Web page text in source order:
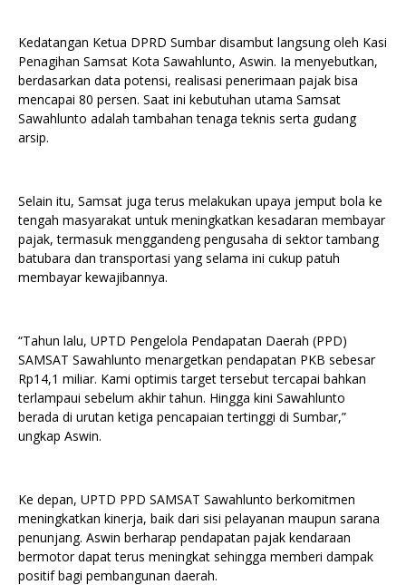
Kedatangan Ketua DPRD Sumbar disambut langsung oleh Kasi
Penagihan Samsat Kota Sawahlunto, Aswin. Ia menyebutkan,
berdasarkan data potensi, realisasi penerimaan pajak bisa
mencapai 80 persen. Saat ini kebutuhan utama Samsat
Sawahlunto adalah tambahan tenaga teknis serta gudang
arsip.
Selain itu, Samsat juga terus melakukan upaya jemput bola ke
tengah masyarakat untuk meningkatkan kesadaran membayar
pajak, termasuk menggandeng pengusaha di sektor tambang
batubara dan transportasi yang selama ini cukup patuh
membayar kewajibannya.
“Tahun lalu, UPTD Pengelola Pendapatan Daerah (PPD)
SAMSAT Sawahlunto menargetkan pendapatan PKB sebesar
Rp14,1 miliar. Kami optimis target tersebut tercapai bahkan
terlampaui sebelum akhir tahun. Hingga kini Sawahlunto
berada di urutan ketiga pencapaian tertinggi di Sumbar,”
ungkap Aswin.
Ke depan, UPTD PPD SAMSAT Sawahlunto berkomitmen
meningkatkan kinerja, baik dari sisi pelayanan maupun sarana
penunjang. Aswin berharap pendapatan pajak kendaraan
bermotor dapat terus meningkat sehingga memberi dampak
positif bagi pembangunan daerah.